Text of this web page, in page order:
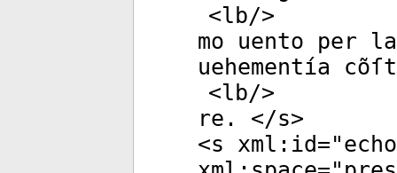
<lb/>
mo uento per
uehementía
<lb/>
re. </s>
<s xml:id="